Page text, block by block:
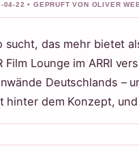
22 • GEPRUFT VON OLIVER
sucht, das mehr bietet
Film Lounge im ARRI
Deutschlands –
hinter dem Konzept,